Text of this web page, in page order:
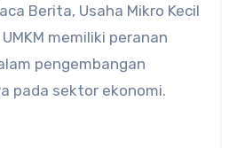
Berita, Usaha Mikro Kecil
memiliki peranan
pengembangan
pada sektor ekonomi.